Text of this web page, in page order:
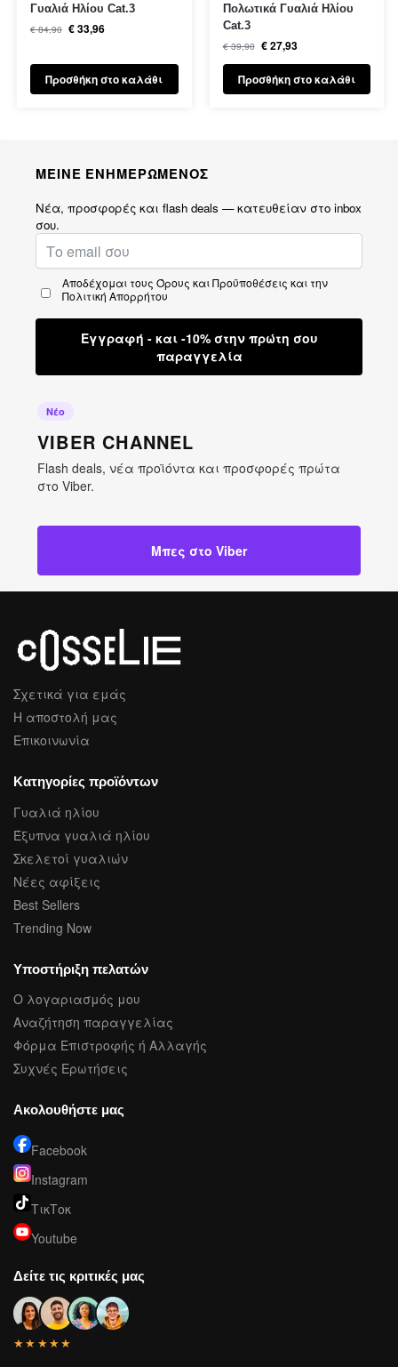
Γυαλιά Ηλίου Cat.3
€84,90 €33,96
Προσθήκη στο καλάθι
Πολωτικά Γυαλιά Ηλίου
Cat.3
€39,90 €27,93
Προσθήκη στο καλάθι
ΜΕΙΝΕ ΕΝΗΜΕΡΩΜΕΝΟΣ
Νέα, προσφορές και flash deals — κατευθείαν στο inbox
σου.
Αποδέχομαι τους Όρους και Προϋποθέσεις και την
Πολιτική Απορρήτου
Εγγραφή - και -10% στην πρώτη σου
παραγγελία
Νέο
VIBER CHANNEL
Flash deals, νέα προϊόντα και προσφορές πρώτα
στο Viber.
Μπες στο Viber
Σχετικά για εμάς
Η αποστολή μας
Επικοινωνία
Κατηγορίες προϊόντων
Γυαλιά ηλίου
Έξυπνα γυαλιά ηλίου
Σκελετοί γυαλιών
Νέες αφίξεις
Best Sellers
Trending Now
Υποστήριξη πελατών
Ο λογαριασμός μου
Αναζήτηση παραγγελίας
Φόρμα Επιστροφής ή Αλλαγής
Συχνές Ερωτήσεις
Ακολουθήστε μας
Facebook
Instagram
ΤικΤοκ
Youtube
Δείτε τις κριτικές μας
★★★★★